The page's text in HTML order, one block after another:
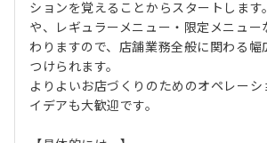
ションを覚えることからスタートします
や、レギュラーメニュー・限定メニュー
わりますので、店舗業務全般に関わる幅
つけられます。
よりよいお店づくりのためのオペレーシ
イデアも大歓迎です。